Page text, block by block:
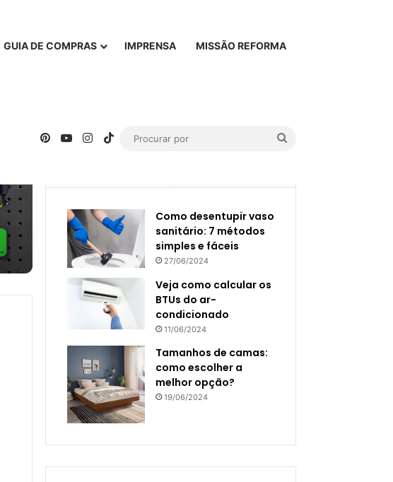
GUIA DE COMPRAS IMPRENSA MISSÃO REFORMA
PinterestYouTubeInstagram
TikTok
Como desentupir vaso
sanitário: 7 métodos
simples e fáceis
27/06/2024
Veja como calcular os
BTUs do ar-
condicionado
11/06/2024
Tamanhos de camas:
como escolher a
melhor opção?
19/06/2024